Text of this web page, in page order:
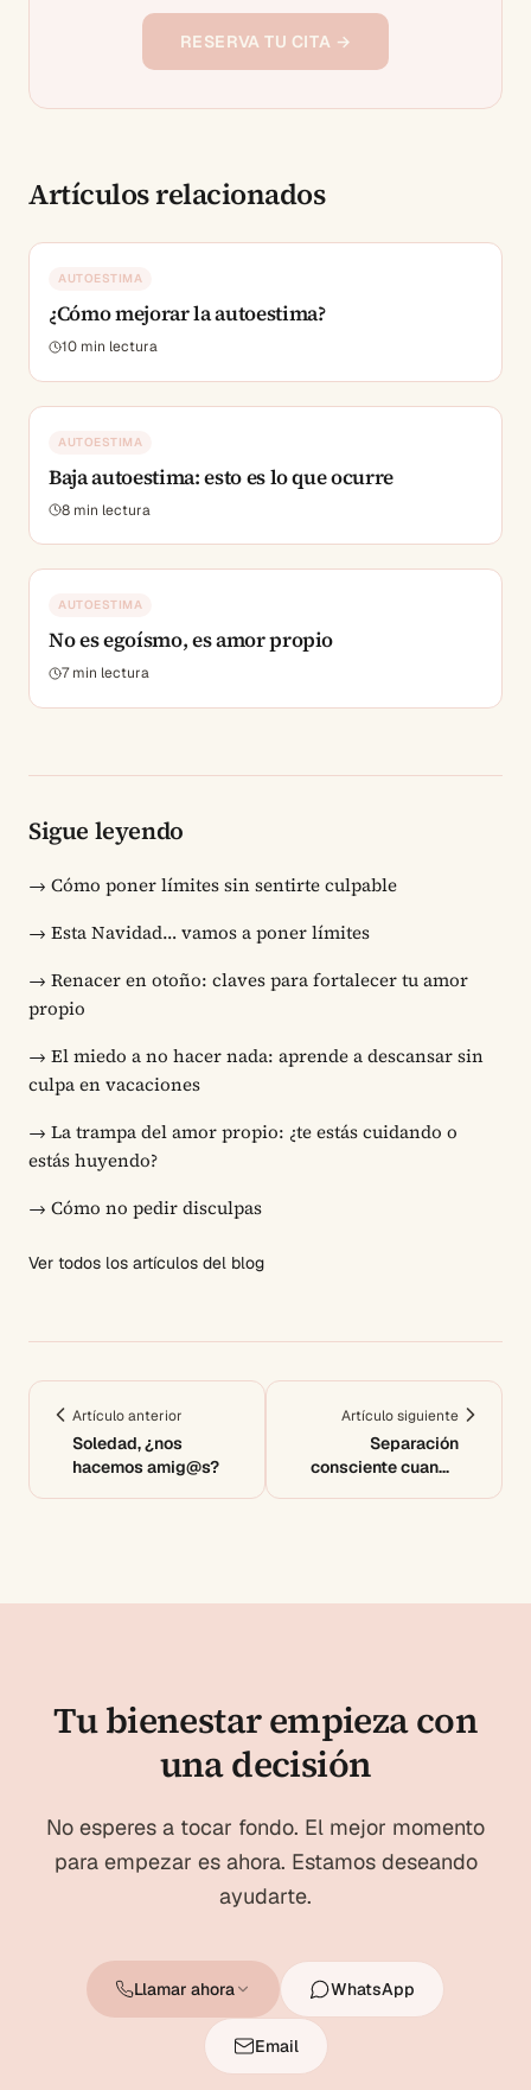
RESERVA TU CITA →
Artículos relacionados
AUTOESTIMA
¿Cómo mejorar la autoestima?
10 min lectura
AUTOESTIMA
Baja autoestima: esto es lo que ocurre
8 min lectura
AUTOESTIMA
No es egoísmo, es amor propio
7min lectura
Sigue leyendo
→ Cómo poner límites sin sentirte culpable
→ Esta Navidad… vamos a poner límites
→ Renacer en otoño: claves para fortalecer tu amor
propio
→ El miedo a no hacer nada: aprende a descansar sin
culpa en vacaciones
→ La trampa del amor propio: ¿te estás cuidando o
estás huyendo?
→ Cómo no pedir disculpas
Ver todos los artículos del blog
Artículo anterior
Soledad, ¿nos
hacemos amig@s?
Artículo siguiente
Separación
consciente cuando
Tu bienestar empieza con
una decisión
No esperes a tocar fondo. El mejor momento
para empezar es ahora. Estamos deseando
ayudarte.
Llamar ahora WhatsApp
Email